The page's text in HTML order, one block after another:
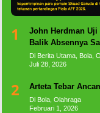
1
John Herdman
Balik Absennya
Di Berita Utama, Bola,
Juli 28, 2026
2 Arteta Tebar
Di Bola, Olahraga
Februari 1, 2026